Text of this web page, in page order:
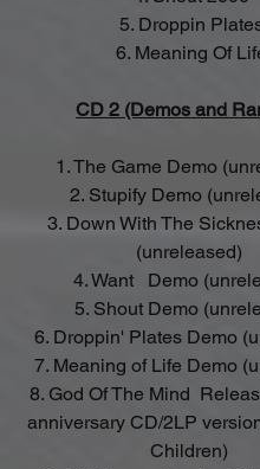
5. Droppin
6. Meaning Of
CD 2 (Demos and
1. The Game Demo
2. Stupify Demo
(unreleased)
4. Want   Demo
5. Shout Demo
6. Droppin' Plates Demo
7. Meaning of Life Demo
anniversary CD/2LP
Children)